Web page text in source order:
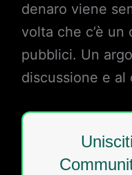
denaro viene
volta che c’è
pubblici. Un
discussione e al
Unisciti